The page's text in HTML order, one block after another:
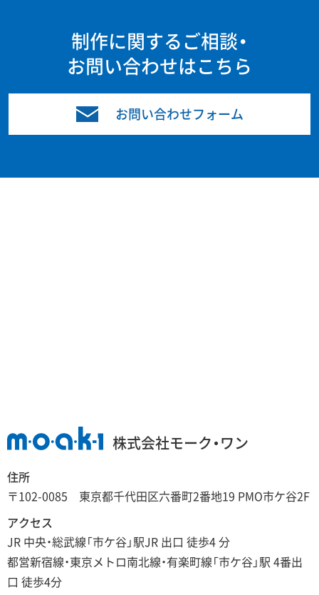
制作に関するご相談・
お問い合わせはこちら
お問い合わせフォーム
株式会社モーク・ワン
住所
〒102-0085 東京都千代田区六番町2番地19 PMO市ケ谷2F
アクセス
JR 中央・総武線「市ケ谷」駅JR 出口 徒歩4 分
都営新宿線・東京メトロ南北線・有楽町線「市ケ谷」駅 4番出
口 徒歩4分